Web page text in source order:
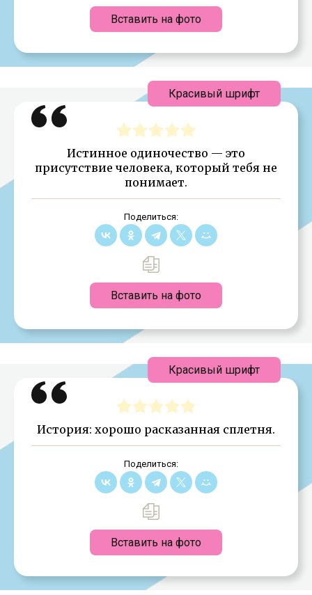
Вставить на фото
Истинное одиночество — это
присутствие человека, который тебя не
понимает.
Поделиться:
Вставить на фото
Красивый шрифт
История: хорошо расказанная сплетня.
Поделиться:
Вставить на фото
Красивый шрифт